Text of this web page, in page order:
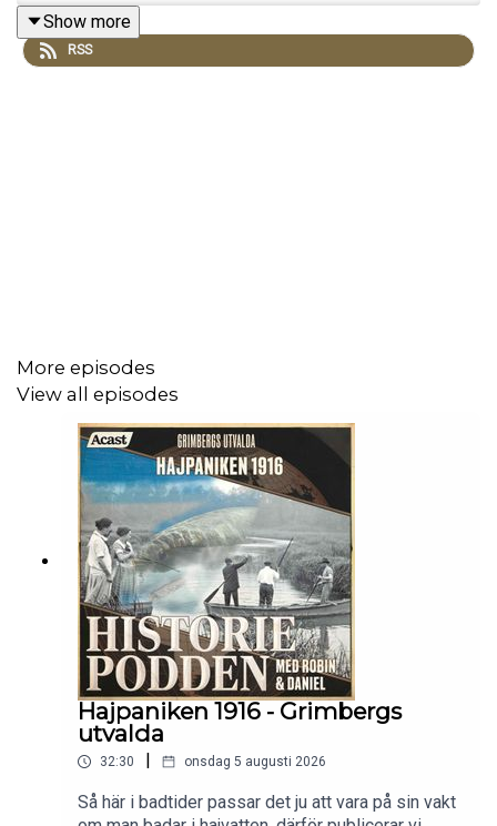
Min gissning är att de flesta har ganska dålig koll på
På med haklappen så knäcker vi en chili crab
tillsammans!
Läslista:
Carlson, Bo Kage,Sydöstasien: elva länder i en
turbulent region : [Brunei, Burma, Filippinerna,
Indonesien, Kambodja ...], [B. K. Carlson],
Stockholm, 2000
”Singapore”Världens historia2019
Show more
RSS
More episodes
View all episodes
Hajpaniken 1916 - Grimbergs
utvalda
32:30 onsdag 5 augusti 2026
Så här i badtider passar det ju att vara på sin vakt